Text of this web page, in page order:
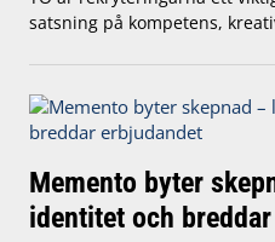
satsning på kompetens,
Memento byter
identitet och